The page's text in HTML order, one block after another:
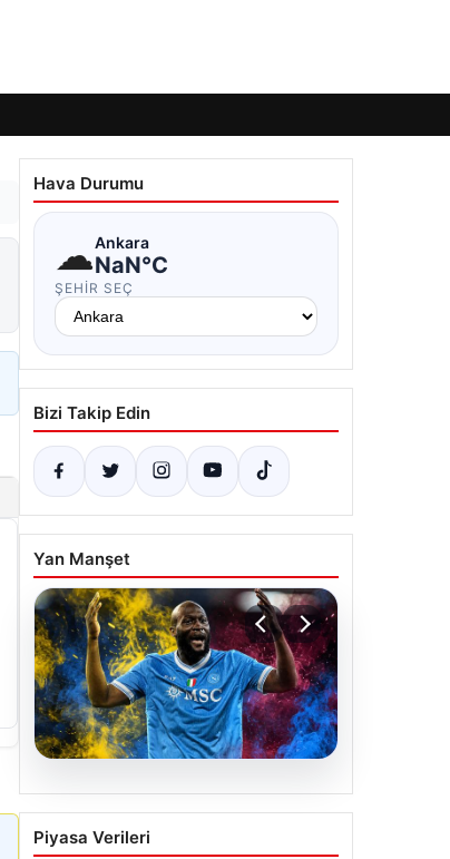
Hava Durumu
☁Ankara
NaN°C
ŞEHIR SEÇ
Bizi Takip Edin
Yan Manşet
07.08.2026
Fenerbahçe istemişti,
Trabzonspor Lukaku’yu da
Piyasa Verileri